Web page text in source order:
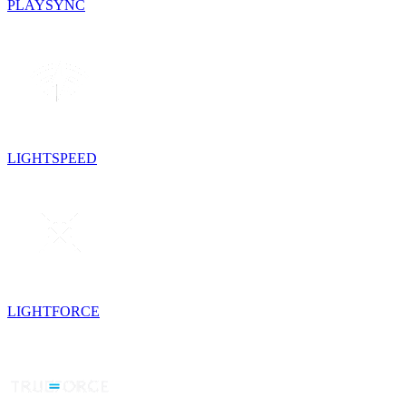
PLAYSYNC
LIGHTSPEED
LIGHTFORCE